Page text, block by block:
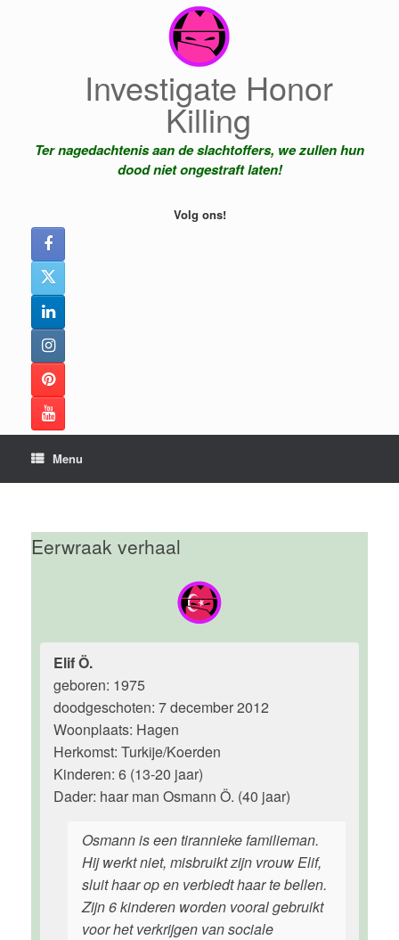
Investigate Honor
Killing
Ter nagedachtenis aan de slachtoffers, we zullen hun
dood niet ongestraft laten!
Volg ons!
Menu
Eerwraak verhaal
Elif Ö.
geboren: 1975
doodgeschoten: 7 december 2012
Woonplaats: Hagen
Herkomst: Turkije/Koerden
Kinderen: 6 (13-20 jaar)
Dader: haar man Osmann Ö. (40 jaar)
Osmann is een tirannieke familieman.
Hij werkt niet, misbruikt zijn vrouw Elif,
sluit haar op en verbiedt haar te bellen.
Zijn 6 kinderen worden vooral gebruikt
voor het verkrijgen van sociale